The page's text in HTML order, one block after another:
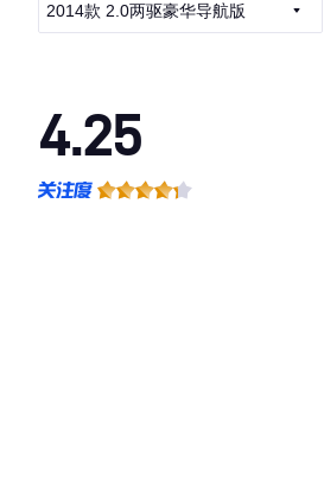
2014款 2.0两驱豪华导航版
4.25